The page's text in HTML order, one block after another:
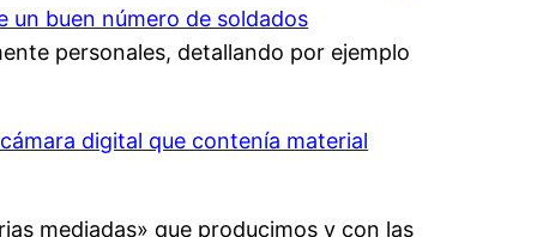
un buen número de soldados
personales, detallando por ejemplo
digital que contenía material
mediadas» que producimos y con las